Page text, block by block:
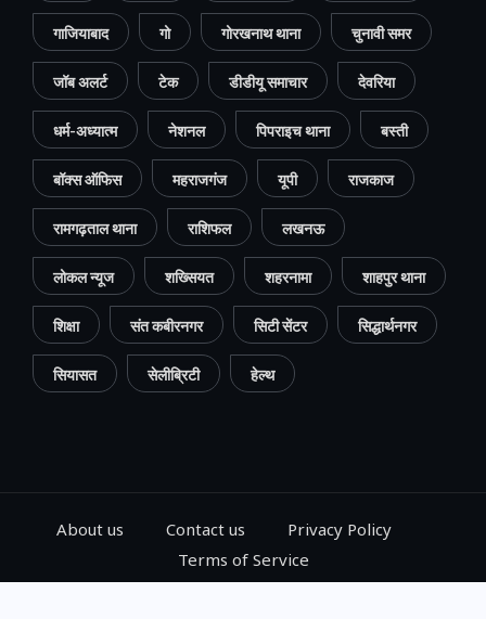
गाजियाबाद गो गोरखनाथ थाना चुनावी समर
जॉब अलर्ट टेक डीडीयू समाचार देवरिया
धर्म-अध्यात्म नेशनल पिपराइच थाना बस्ती
बॉक्स ऑफिस महराजगंज यूपी राजकाज
रामगढ़ताल थाना राशिफल लखनऊ
लोकल न्यूज शख्सियत शहरनामा शाहपुर थाना
शिक्षा संत कबीरनगर सिटी सेंटर सिद्धार्थनगर
सियासत सेलीब्रिटी हेल्थ
About us Contact us
Privacy Policy
Terms of Service